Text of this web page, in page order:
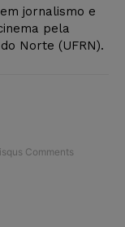
jornalismo e
pela
Norte (UFRN).
Comments